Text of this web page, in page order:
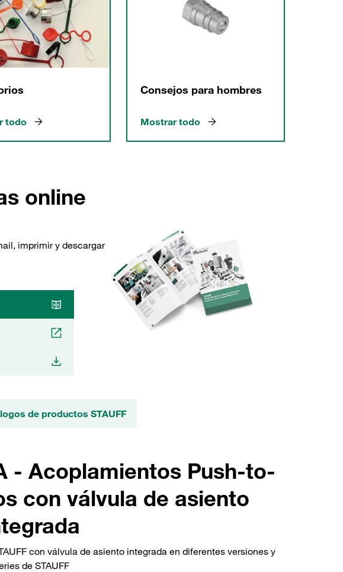
todo
Consejos para hombres
Mostrar todo
online
imprimir y descargar
de productos STAUFF
- Acoplamientos Push-to-
con válvula de asiento
con válvula de asiento integrada en diferentes versiones y
de STAUFF